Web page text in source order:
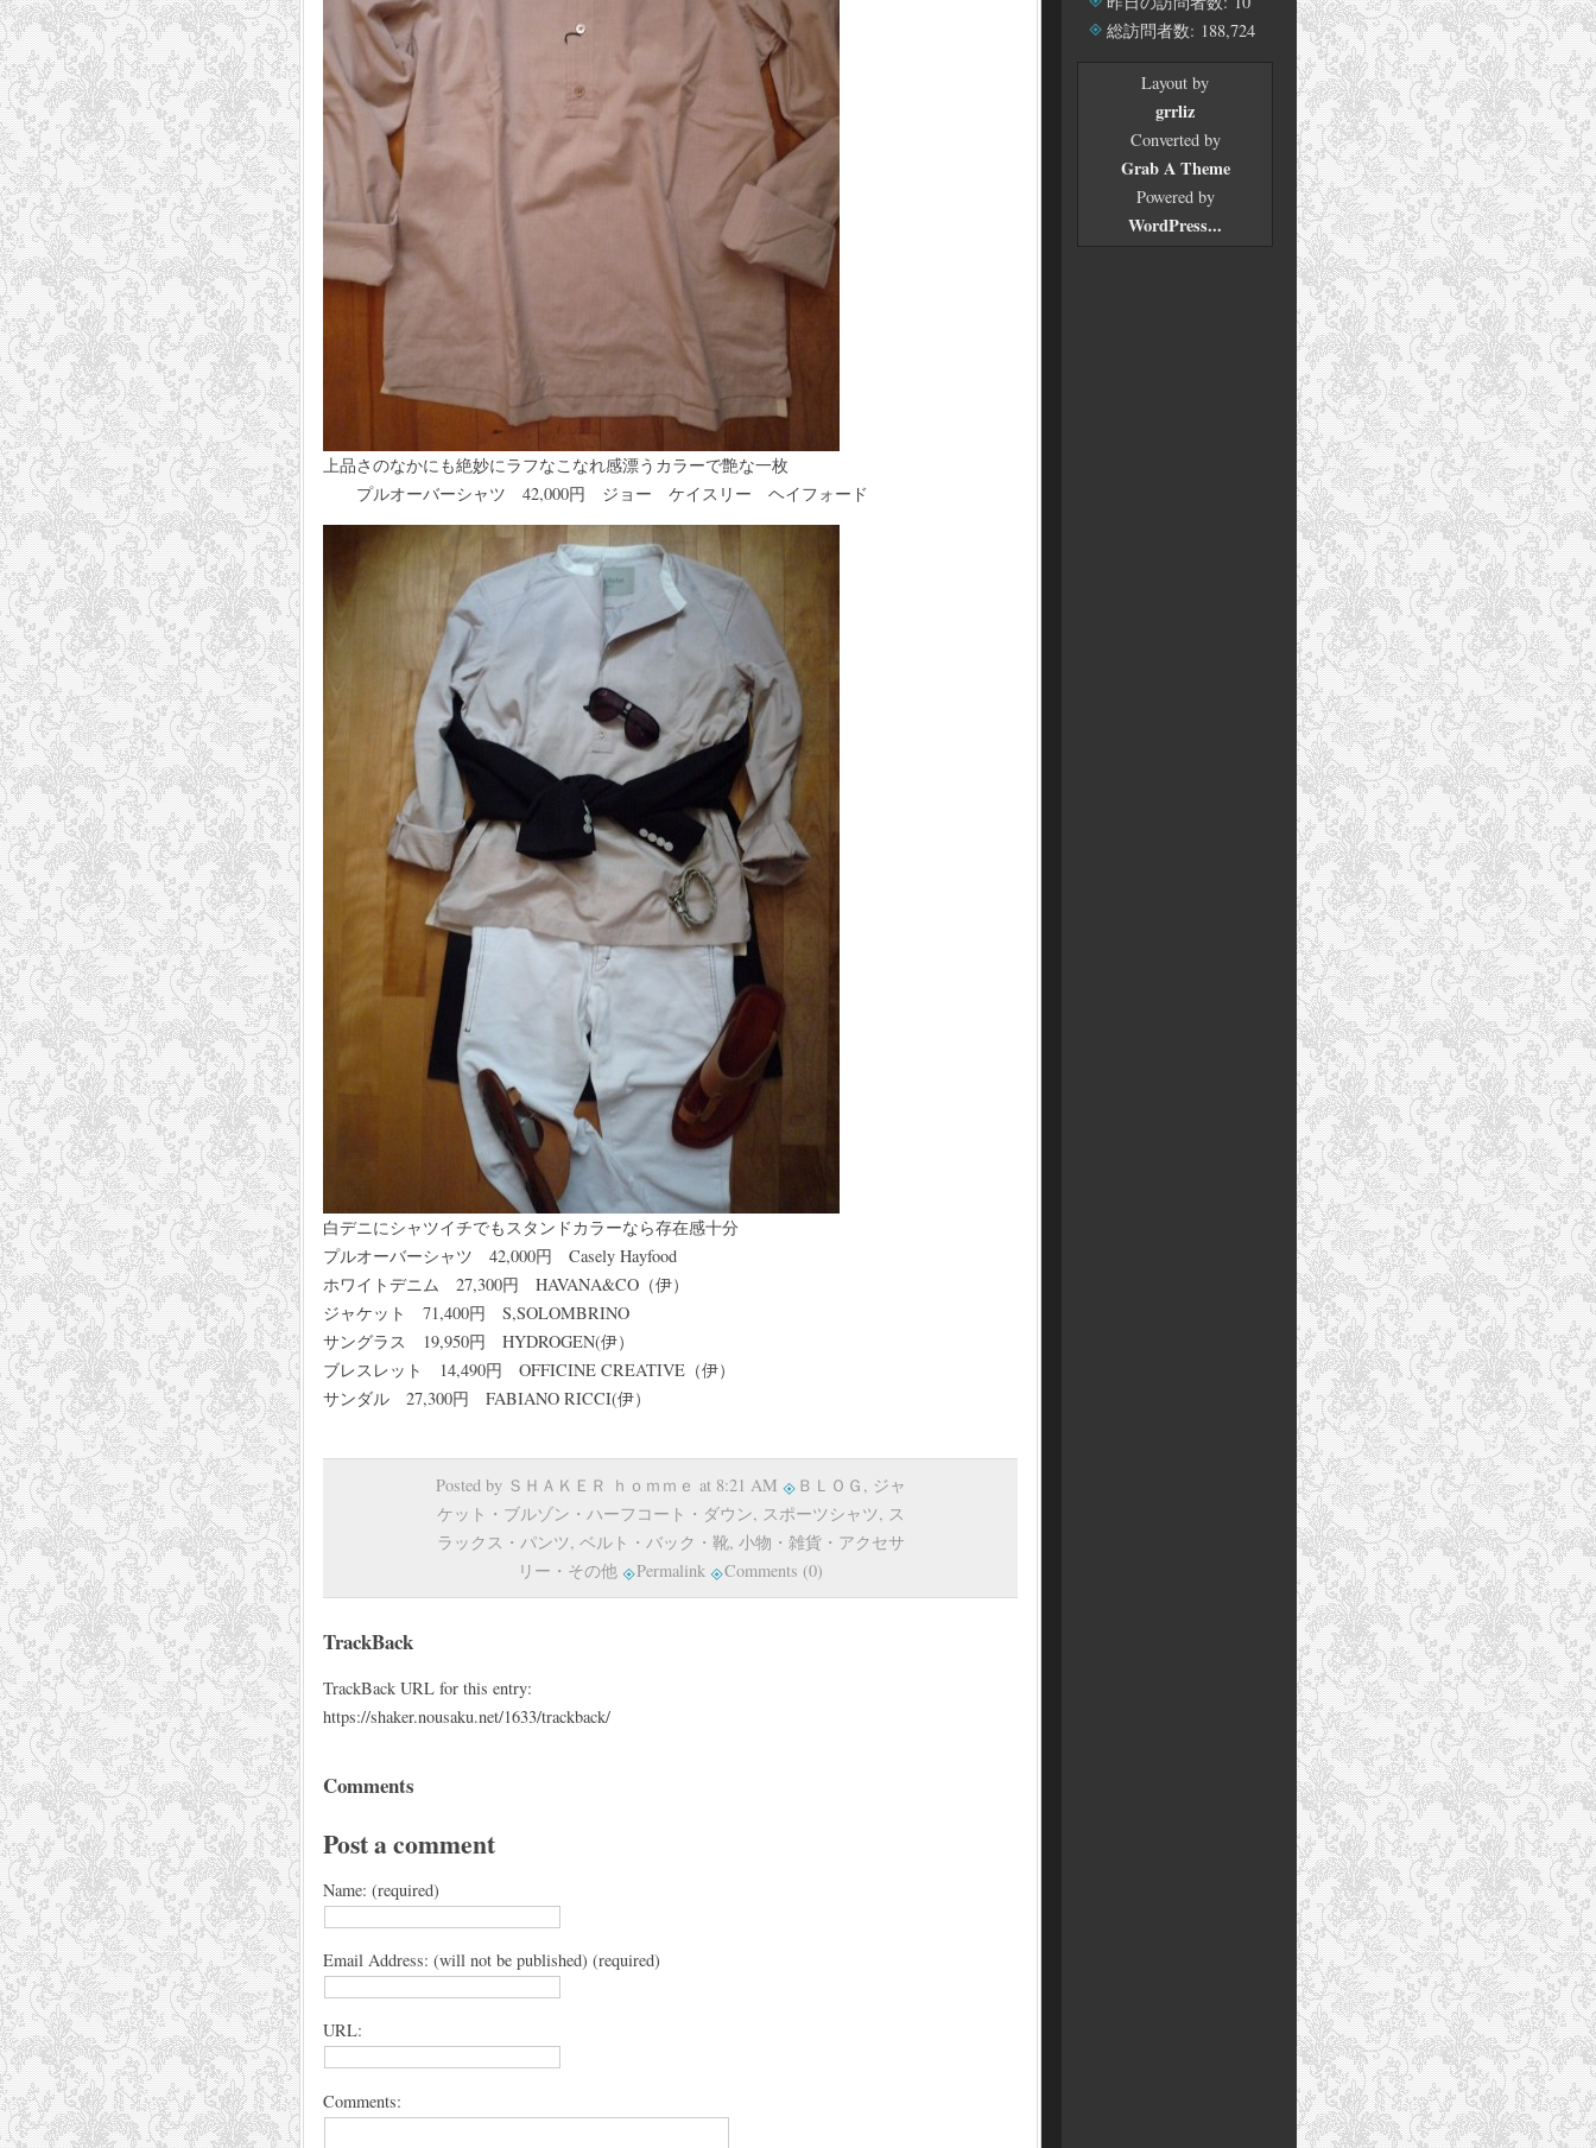
上品さのなかにも絶妙にラフなこなれ感漂うカラーで艶な一枚
プルオーバーシャツ 42,000円 ジョー ケイスリー ヘイフォード
白デニにシャツイチでもスタンドカラーなら存在感十分
プルオーバーシャツ 42,000円 Casely Hayfood
ホワイトデニム 27,300円 HAVANA&CO（伊）
ジャケット 71,400円 S,SOLOMBRINO
サングラス 19,950円 HYDROGEN(伊）
ブレスレット 14,490円 OFFICINE CREATIVE（伊）
サンダル 27,300円 FABIANO RICCI(伊）
Posted by ＳＨＡＫＥＲ ｈｏｍｍｅ at 8:21 AM ＢＬＯＧ , ジャ
ケット・ブルゾン・ハーフコート・ダウン, スポーツシャツ, ス
ラックス・パンツ, ベルト・バック・靴, 小物・雑貨・アクセサ
リー・その他
Permalink Comments (0)
TrackBack
TrackBack URL for this entry:
https://shaker.nousaku.net/1633/trackback/
Comments
Post a comment
Name: (required)
Email Address: (will not be published) (required)
URL:
Comments:
ブ 総訪問者数: 188,724
Layout by
grrliz
Converted by
Grab A Theme
Powered by
WordPress...